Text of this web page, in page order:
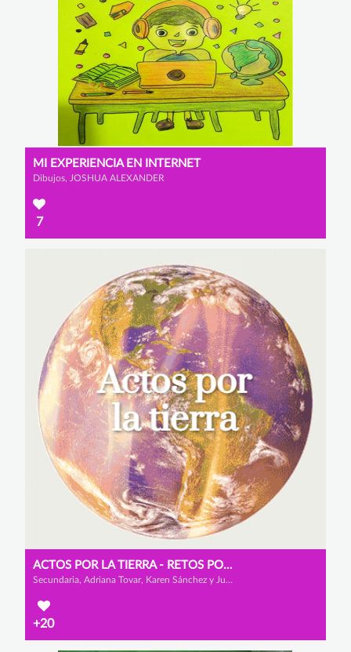
MI EXPERIENCIA EN INTERNET
Dibujos, JOSHUA ALEXANDER
7
ACTOS POR LA TIERRA - RETOS POR EL MEDIO AMBIENTE
Secundaria, Adriana Tovar, Karen Sánchez y Juan Vanegas
+20